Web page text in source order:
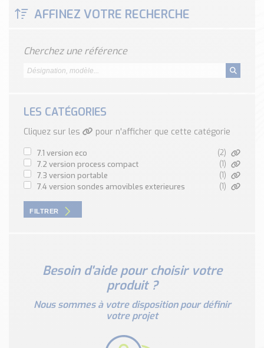
Classé par marque
SCHMERSAL
Voir toutes les marques …
Nos outils et simulateurs
Téléchargement (Logiciels, Documents,..)
Formulaire sonde température
Convertisseur de pression
Calculateur maintien en température
Nos Réalisations
Conseils et Actualités
Catalogue des essentiels pour les brasseries et micro-
AFFINEZ VOTRE RECHERCHE
Cherchez une référence
LES CATÉGORIES
Cliquez sur les pour n'afficher que cette catégorie
7.1 version eco (2)
7.2 version process compact (1)
7.3 version portable (1)
7.4 version sondes amovibles exterieures (1)
FILTRER
Besoin d'aide pour choisir votre
produit ?
Nous sommes à votre disposition pour définir
votre projet